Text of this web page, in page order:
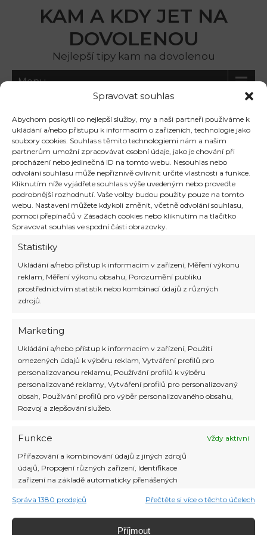
Spravovat souhlas
Abychom poskytli co nejlepší služby, my a naši partneři používáme k
ukládání a/nebo přístupu k informacím o zařízeních, technologie jako
soubory cookies. Souhlas s těmito technologiemi nám a našim
partnerům umožní zpracovávat osobní údaje, jako je chování při
procházení nebo jedinečná ID na tomto webu. Nesouhlas nebo
odvolání souhlasu může nepříznivě ovlivnit určité vlastnosti a funkce.
Kliknutím níže vyjádřete souhlas s výše uvedeným nebo proveďte
podrobnější rozhodnutí. Vaše volby budou použity pouze na tomto
webu. Nastavení můžete kdykoli změnit, včetně odvolání souhlasu,
pomocí přepínačů v Zásadách cookies nebo kliknutím na tlačítko
Spravovat souhlas ve spodní části obrazovky.
Statistiky
Ukládání a/nebo přístup k informacím v zařízení, Měření výkonu
reklam, Měření výkonu obsahu, Porozumění publiku
prostřednictvím statistik nebo kombinací údajů z různých
zdrojů.
Marketing
Ukládání a/nebo přístup k informacím v zařízení, Použití
omezených údajů k výběru reklam, Vytváření profilů pro
personalizovanou reklamu, Používání profilů k výběru
personalizované reklamy, Vytváření profilů pro personalizovaný
obsah, Používání profilů pro výběr personalizovaného obsahu,
Rozvoj a zlepšování služeb.
Funkce
Vždy aktivní
Přiřazování a kombinování údajů z jiných zdrojů
údajů, Propojení různých zařízení, Identifikace
zařízení na základě automaticky přenášených
Zajištění bezpečnosti, předcházení a
Správa 1380 prodejců Přečtěte si více o těchto účelech
Příjmout
KAM A KDY JET NA
DOVOLENOU
Nejlepší tipy kam na dovolenou
Menu
dovolená na lodi all
inclusive
Čím se dovolená na lodi liší od
dovolené na souši?
Čím se dovolená na lodi liší od
dovolené na souši? Plánování každoroční
dovolené není vždy lehkým úkolem,
protože je nutné nejdříve vymyslet
pestrou škálu detailů, abyste si dopřáli co
ubytování, dopravy na místě, stravy a
hodiny strávené na internetu a
procházení mnoha různých
cestovatelských […]
Číst více »